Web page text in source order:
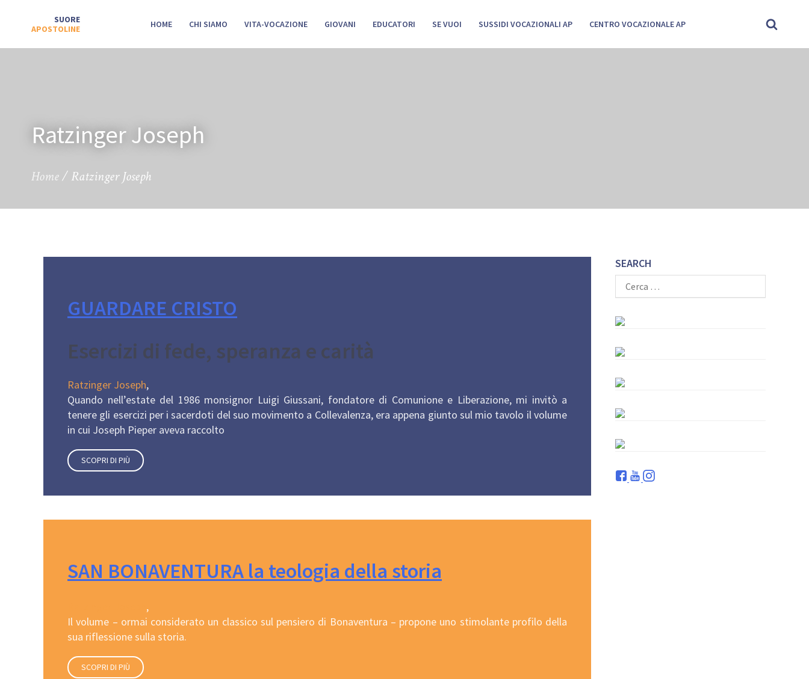
SUORE
APOSTOLINE
HOME CHI SIAMO VITA-VOCAZIONE GIOVANI EDUCATORI SE VUOI SUSSIDI VOCAZIONALI AP CENTRO VOCAZIONALE AP
Ratzinger Joseph
Home/ Ratzinger Joseph
GUARDARE CRISTO
Esercizi di fede, speranza e carità
Ratzinger Joseph,
Quando nell’estate del 1986 monsignor Luigi Giussani, fondatore di Comunione e Liberazione, mi invitò a
tenere gli esercizi per i sacerdoti del suo movimento a Collevalenza, era appena giunto sul mio tavolo il volume
in cui Joseph Pieper aveva raccolto
SCOPRI DI PIÙ
SAN BONAVENTURA la teologia della storia
,
Il volume – ormai considerato un classico sul pensiero di Bonaventura – propone uno stimolante profilo della
sua riflessione sulla storia.
SCOPRI DI PIÙ
SEARCH
per: